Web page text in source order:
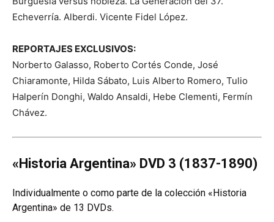
Echeverría. Alberdi. Vicente Fidel López.
REPORTAJES EXCLUSIVOS:
Norberto Galasso, Roberto Cortés Conde, José
Chiaramonte, Hilda Sábato, Luis Alberto Romero, Tulio
Halperín Donghi, Waldo Ansaldi, Hebe Clementi, Fermín
Chávez.
«Historia Argentina» DVD 3 (1837-1890)
Individualmente o como parte de la colección «Historia
Argentina» de 13 DVDs.